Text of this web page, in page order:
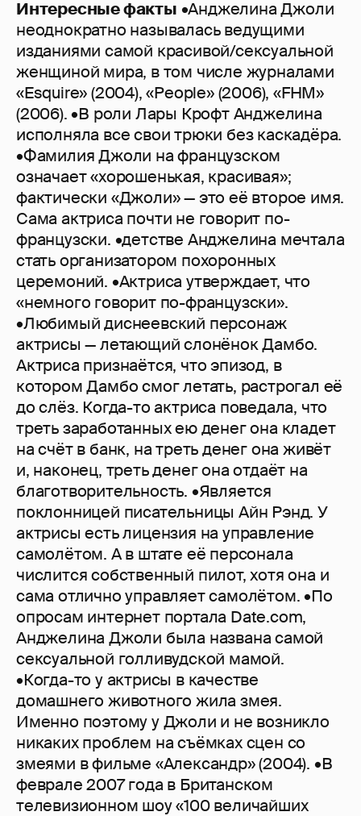
Интересные факты •Анджелина Джоли
неоднократно называлась ведущими
изданиями самой красивой/сексуальной
женщиной мира, в том числе журналами
«Esquire» (2004), «People» (2006), «FHM»
(2006). •В роли Лары Крофт Анджелина
исполняла все свои трюки без каскадёра.
•Фамилия Джоли на французском
означает «хорошенькая, красивая»;
фактически «Джоли» — это её второе имя.
Сама актриса почти не говорит по-
французски. •детстве Анджелина мечтала
стать организатором похоронных
церемоний. •Актриса утверждает, что
«немного говорит по-французски».
•Любимый диснеевский персонаж
актрисы — летающий слонёнок Дамбо.
Актриса признаётся, что эпизод, в
котором Дамбо смог летать, растрогал её
до слёз. Когда-то актриса поведала, что
треть заработанных ею денег она кладет
на счёт в банк, на треть денег она живёт
и, наконец, треть денег она отдаёт на
благотворительность. •Является
поклонницей писательницы Айн Рэнд. У
актрисы есть лицензия на управление
самолётом. А в штате её персонала
числится собственный пилот, хотя она и
сама отлично управляет самолётом. •По
опросам интернет портала Date.com,
Анджелина Джоли была названа самой
сексуальной голливудской мамой.
•Когда-то у актрисы в качестве
домашнего животного жила змея.
Именно поэтому у Джоли и не возникло
никаких проблем на съёмках сцен со
змеями в фильме «Александр» (2004). •В
феврале 2007 года в Британском
телевизионном шоу «100 величайших